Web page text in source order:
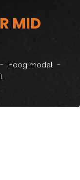
MID
- Hoog model -